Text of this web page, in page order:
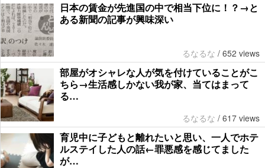
日本の賃金が先進国の中で相当下位に！？→と
ある新聞の記事が興味深い
るなるな / 652 views
部屋がオシャレな人が気を付けていることがこ
ちら→生活感しかない我が家、当てはまって
る…
るなるな / 617 views
育児中に子どもと離れたいと思い、一人でホテ
ルステイした人の話←罪悪感を感じてました
が…